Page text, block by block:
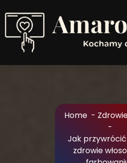
to
Content
Home-
-
Jak
zdrowie